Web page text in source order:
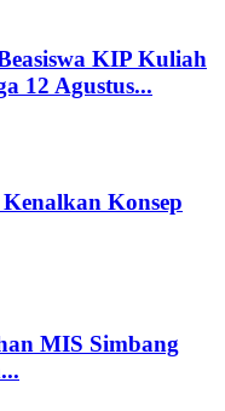
KIP Kuliah
12 Agustus...
Konsep
MIS Simbang